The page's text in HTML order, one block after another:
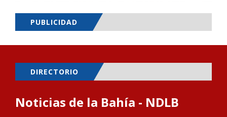
PUBLICIDAD
DIRECTORIO
Noticias de la Bahía - NDLB